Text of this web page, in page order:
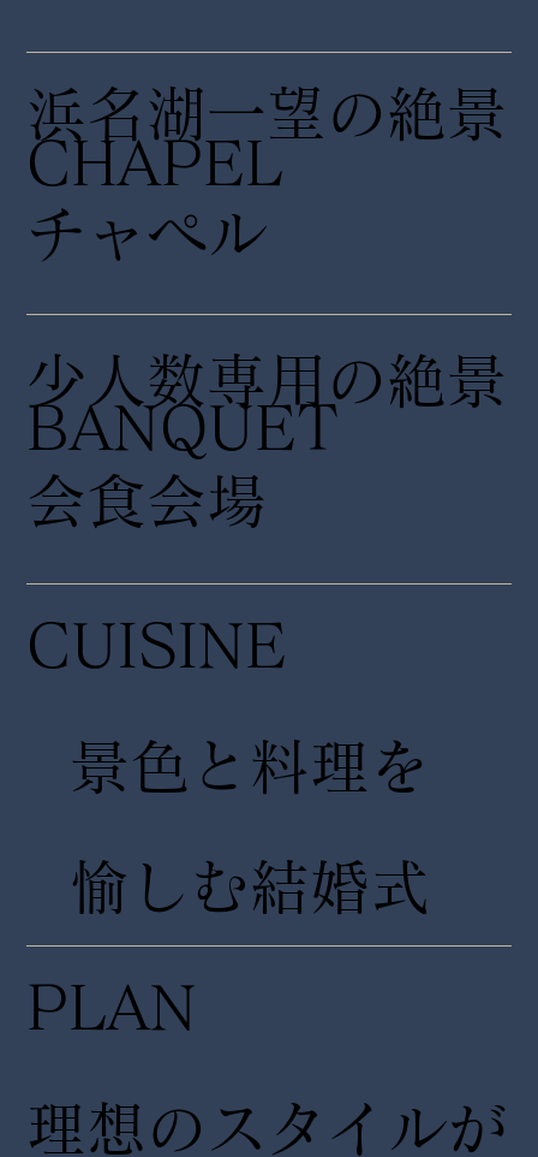
CUISINE
景色と料理を
愉しむ結婚式
PLAN
理想のスタイルが
浜名湖一望の絶景
チャペル
CHAPEL
少人数専用の絶景
会食会場
​BANQUET